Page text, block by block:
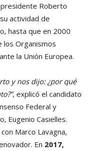
presidente Roberto
actividad de
hasta que en 2000
los Organismos
la Unión Europea.
y nos dijo: ¿por qué
, explicó el candidato
Federal y
Eugenio Casielles.
Marco Lavagna,
En 2017,